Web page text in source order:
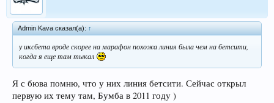
Admin Kava сказал(а): ↑
у иксбета вроде скорее на марафон похожа линия была чем на бетсити,
когда я еще там тыкал
Я с бюва помню, что у них линия бетсити. Сейчас открыл
первую их тему там, Бумба в 2011 году )